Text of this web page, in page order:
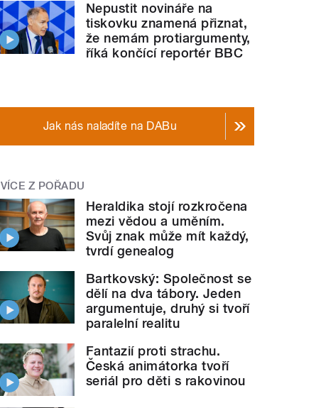
Nepustit novináře na
tiskovku znamená přiznat,
že nemám protiargumenty,
říká končící reportér BBC
Jak nás naladíte na DABu
VÍCE Z POŘADU
Heraldika stojí rozkročena
mezi vědou a uměním.
Svůj znak může mít každý,
tvrdí genealog
Bartkovský: Společnost se
dělí na dva tábory. Jeden
argumentuje, druhý si tvoří
paralelní realitu
Fantazií proti strachu.
Česká animátorka tvoří
seriál pro děti s rakovinou